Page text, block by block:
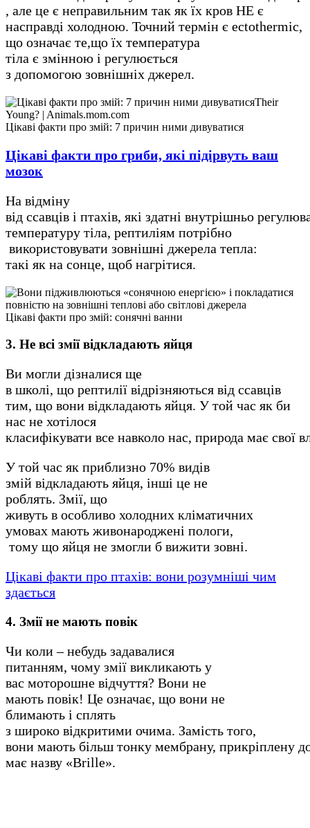
, але це є неправильним так як їх кров НЕ є
насправді холодною. Точний термін є ectothermic,
що означає те,що їх температура
тіла є змінною і регулюється
з допомогою зовнішніх джерел.
Цікаві факти про змій: 7 причин ними дивуватися
Цікаві факти про гриби, які підірвуть ваш
мозок
На відміну
від ссавців і птахів, які здатні внутрішньо
температуру тіла, рептиліям потрібно
використовувати зовнішні джерела тепла:
такі як на сонце, щоб нагрітися.
Цікаві факти про змій: сонячні ванни
3. Не всі змії відкладають яйця
Ви могли дізналися ще
в школі, що рептилії відрізняються від ссавців
тим, що вони відкладають яйця. У той час як би
нас не хотілося
класифікувати все навколо нас, природа має свої
У той час як приблизно 70% видів
змій відкладають яйця, інші це не
роблять. Змії, що
живуть в особливо холодних кліматичних
умовах мають живонароджені пологи,
тому що яйця не змогли б вижити зовні.
Цікаві факти про птахів: вони розумніші чим
здається
4. Змії не мають повік
Чи коли – небудь задавалися
питанням, чому змії викликають у
вас моторошне відчуття? Вони не
мають повік! Це означає, що вони не
блимають і сплять
з широко відкритими очима. Замість того,
вони мають більш тонку мембрану, прикріплену
має назву «Brille».